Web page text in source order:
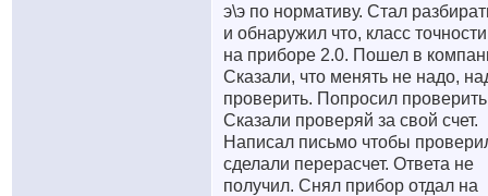
э\э по нормативу. Стал
и обнаружил что, класс точности
на приборе 2.0. Пошел в
Сказали, что менять не надо,
проверить. Попросил
Сказали проверяй за свой счет.
Написал письмо чтобы
сделали перерасчет. Ответа не
получил. Снял прибор отдал на